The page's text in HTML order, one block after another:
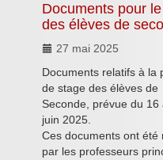
ENT
Inforizon
Esidoc
Arena Grenoble
Documents pour
des élèves de
27 mai 2025
Documents relatifs à la
de stage des élèves de
Seconde, prévue du 16
juin 2025.
Ces documents ont été
par les professeurs